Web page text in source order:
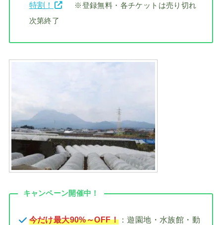
特割！
※登録無料・各チケットは売り切れ
次第終了
キャンペーン開催中！
今だけ最大90%～OFF！：遊園地・水族館・動